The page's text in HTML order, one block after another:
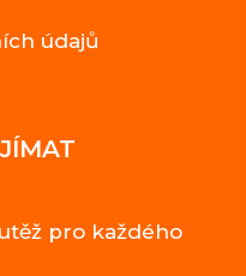
údajů
pro každého